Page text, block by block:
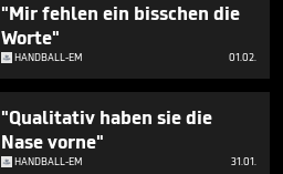
"Mir fehlen ein bisschen die
Worte"
HANDBALL-EM 01.02.
"Qualitativ haben sie die
Nase vorne"
HANDBALL-EM 31.01.